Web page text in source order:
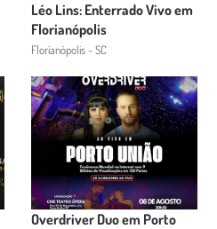
Léo Lins: Enterrado Vivo em
Florianópolis
Florianópolis - SC
Overdriver Duo em Porto